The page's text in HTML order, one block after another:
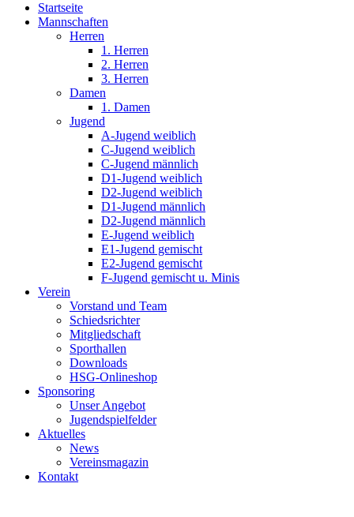
Startseite
Mannschaften
Herren
1. Herren
2. Herren
3. Herren
Damen
1. Damen
Jugend
A-Jugend weiblich
C-Jugend weiblich
C-Jugend männlich
D1-Jugend weiblich
D2-Jugend weiblich
D1-Jugend männlich
D2-Jugend männlich
E-Jugend weiblich
E1-Jugend gemischt
E2-Jugend gemischt
F-Jugend gemischt u. Minis
Verein
Vorstand und Team
Schiedsrichter
Mitgliedschaft
Sporthallen
Downloads
HSG-Onlineshop
Sponsoring
Unser Angebot
Jugendspielfelder
Aktuelles
News
Vereinsmagazin
Kontakt